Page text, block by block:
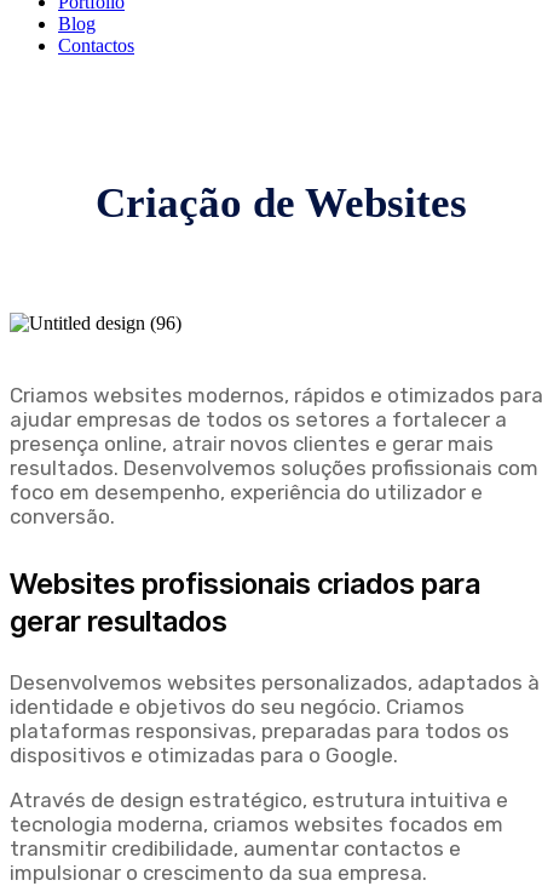
Blog
Contactos
Criação de Websites
Criamos websites modernos, rápidos e otimizados para
ajudar empresas de todos os setores a fortalecer a
presença online, atrair novos clientes e gerar mais
resultados. Desenvolvemos soluções profissionais com
foco em desempenho, experiência do utilizador e
conversão.
Websites profissionais criados para
gerar resultados
Desenvolvemos websites personalizados, adaptados à
identidade e objetivos do seu negócio. Criamos
plataformas responsivas, preparadas para todos os
dispositivos e otimizadas para o Google.
Através de design estratégico, estrutura intuitiva e
tecnologia moderna, criamos websites focados em
transmitir credibilidade, aumentar contactos e
impulsionar o crescimento da sua empresa.